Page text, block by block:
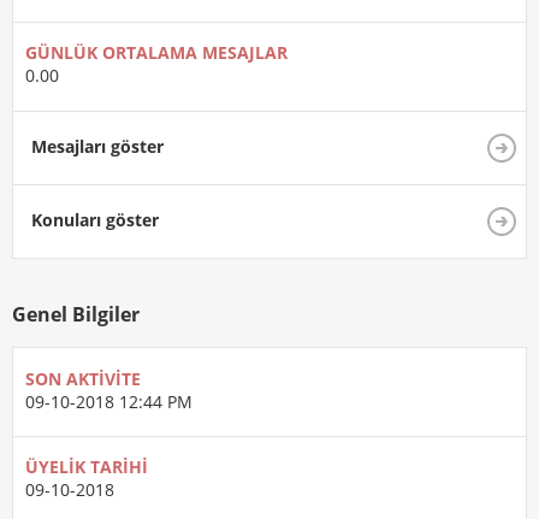
GÜNLÜK ORTALAMA MESAJLAR
0.00
Mesajları göster
Konuları göster
Genel Bilgiler
SON AKTIVITE
09-10-2018 12:44 PM
ÜYELIK TARIHI
09-10-2018